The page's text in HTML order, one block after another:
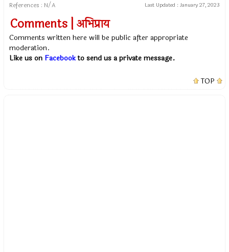
References : N/A Last Updated : January 27, 2023
Comments | अभिप्राय
Comments written here will be public after appropriate
moderation.
Like us on Facebookto send us a private message.
TOP